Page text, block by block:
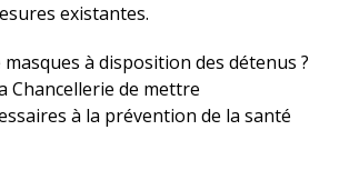
existantes.
à disposition des détenus ?
Chancellerie de mettre
à la prévention de la santé